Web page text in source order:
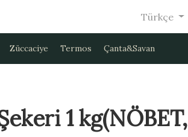
Türkçe
Züccaciye Termos Çanta&Savan
1 kg(NÖBET,